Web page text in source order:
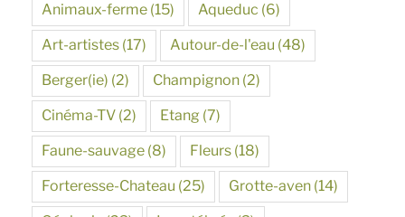
Animaux-ferme (15) Aqueduc (6)
Art-artistes (17) Autour-de-l'eau (48)
Berger(ie) (2) Champignon (2)
Cinéma-TV (2) Etang (7)
Faune-sauvage (8) Fleurs (18)
Forteresse-Chateau (25) Grotte-aven (14)